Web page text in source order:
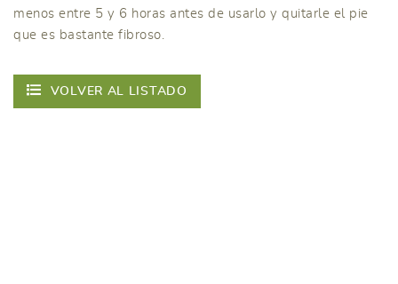
menos entre 5 y 6 horas antes de usarlo y quitarle el pie
que es bastante fibroso.
VOLVER AL LISTADO